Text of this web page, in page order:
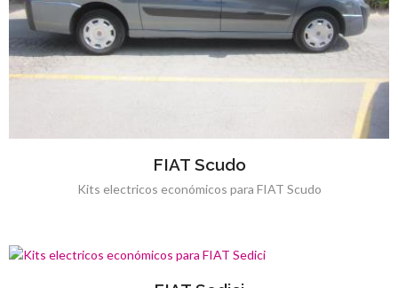
FIAT Scudo
Kits electricos económicos para FIAT Scudo